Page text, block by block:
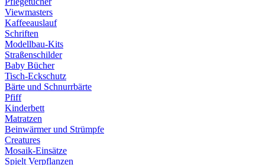
Viewmasters
Kaffeeauslauf
Schriften
Modellbau-Kits
Straßenschilder
Baby Bücher
Tisch-Eckschutz
Bärte und Schnurrbärte
Pfiff
Kinderbett
Matratzen
Beinwärmer und Strümpfe
Creatures
Mosaik-Einsätze
Spielt Verpflanzen